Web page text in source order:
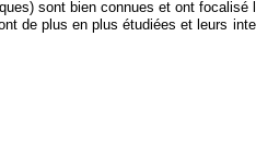
sont bien connues et ont focalisé
de plus en plus étudiées et leurs